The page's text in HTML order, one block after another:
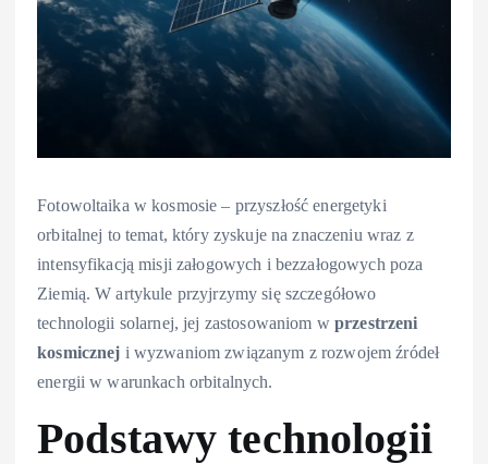
Fotowoltaika w kosmosie – przyszłość energetyki
orbitalnej to temat, który zyskuje na znaczeniu wraz z
intensyfikacją misji załogowych i bezzałogowych poza
Ziemią. W artykule przyjrzymy się szczegółowo
technologii solarnej, jej zastosowaniom w przestrzeni
kosmicznej i wyzwaniom związanym z rozwojem źródeł
energii w warunkach orbitalnych.
Podstawy technologii